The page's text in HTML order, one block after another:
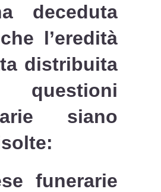
deceduta
l’eredità
distribuita
siano
funerarie